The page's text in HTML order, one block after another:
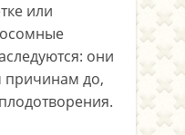
или
они
причинам до,